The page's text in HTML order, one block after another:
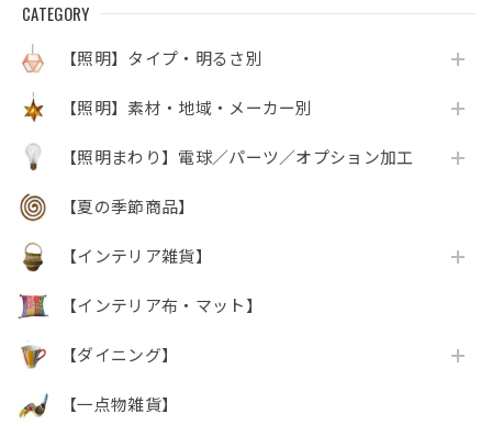
CATEGORY
【照明】タイプ・明るさ別
【照明】素材・地域・メーカー別
【照明まわり】電球／パーツ／オプション加工
【夏の季節商品】
【インテリア雑貨】
【インテリア布・マット】
【ダイニング】
【一点物雑貨】